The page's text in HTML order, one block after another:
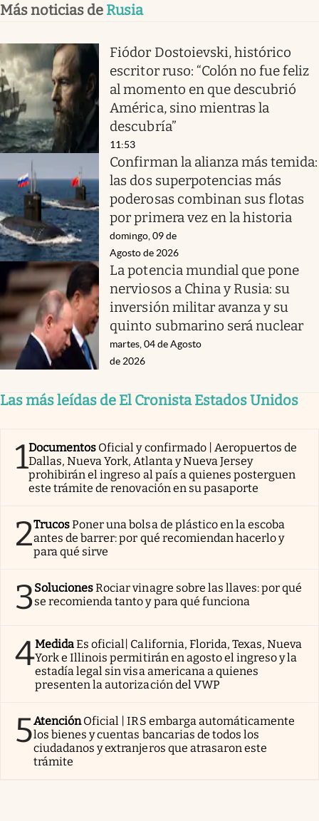
Más noticias de Rusia
Fiódor Dostoievski, histórico
escritor ruso: “Colón no fue feliz
al momento en que descubrió
América, sino mientras la
descubría”
11:53
Confirman la alianza más temida:
las dos superpotencias más
poderosas combinan sus flotas
por primera vez en la historia
domingo, 09 de
Agosto de 2026
La potencia mundial que pone
nerviosos a China y Rusia: su
inversión militar avanza y su
quinto submarino será nuclear
martes, 04 de Agosto
de 2026
Las más leídas de El Cronista Estados Unidos
1Documentos Oficial y confirmado | Aeropuertos de
Dallas, Nueva York, Atlanta y Nueva Jersey
prohibirán el ingreso al país a quienes posterguen
este trámite de renovación en su pasaporte
2TrucosPoner una bolsa de plástico en la escoba
antes de barrer: por qué recomiendan hacerlo y
para qué sirve
3SolucionesRociar vinagre sobre las llaves: por qué
se recomienda tanto y para qué funciona
4MedidaEs oficial| California, Florida, Texas, Nueva
York e Illinois permitirán en agosto el ingreso y la
estadía legal sin visa americana a quienes
presenten la autorización del VWP
5AtenciónOficial | IRS embarga automáticamente
los bienes y cuentas bancarias de todos los
ciudadanos y extranjeros que atrasaron este
trámite